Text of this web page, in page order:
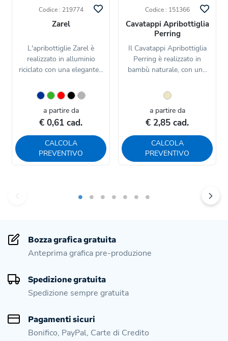
Codice : 219774
Zarel
L'apribottiglie Zarel è
realizzato in alluminio
riciclato con una elegante...
a partire da
€ 0,61 cad.
CALCOLA
PREVENTIVO
Codice : 151366
Cavatappi Apribottiglia
Perring
Il Cavatappi Apribottiglia
Perring è realizzato in
bambù naturale, con un...
a partire da
€ 2,85 cad.
CALCOLA
PREVENTIVO
Bozza grafica gratuita
Anteprima grafica pre-produzione
Spedizione gratuita
Spedizione sempre gratuita
Pagamenti sicuri
Bonifico, PayPal, Carte di Credito